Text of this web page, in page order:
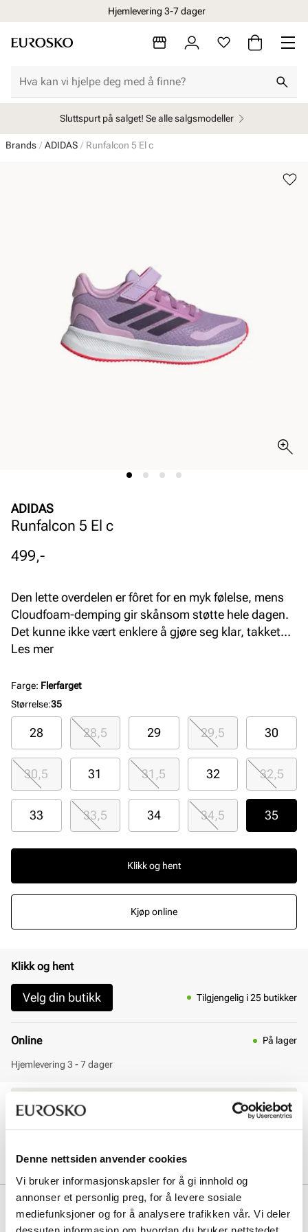
Denne nettsiden anvender cookies
Vi bruker informasjonskapsler for å gi innhold og
annonser et personlig preg, for å levere sosiale
mediefunksjoner og for å analysere trafikken vår. Vi deler
Hjemlevering 3-7 dager
Sluttspurt på salget! Se alle salgsmodeller
Brands ADIDAS Runfalcon 5 El c
ADIDAS
Runfalcon 5 El c
Pris
499,-
Den lette overdelen er fôret for en myk følelse, mens
Cloudfoam-demping gir skånsom støtte hele dagen.
Det kunne ikke vært enklere å gjøre seg klar, takket
være elastiske lisser og en borrelåsstropp på toppen
produktet inneholder minst 20 % resirkulerte
materialer.
Les mer
Farge: Flerfarget
Størrelse:35
28 28,5 29 29,5 30
30,5 31 31,5 32 32,5
33 33,5 34 34,5 35
Klikk og hent
Kjøp online
Klikk og hent
Velg din butikk Tilgjengelig i 25 butikker
Online På lager
Hjemlevering 3 - 7 dager
Hjemlevering 3-7 dager
Beskrivelse